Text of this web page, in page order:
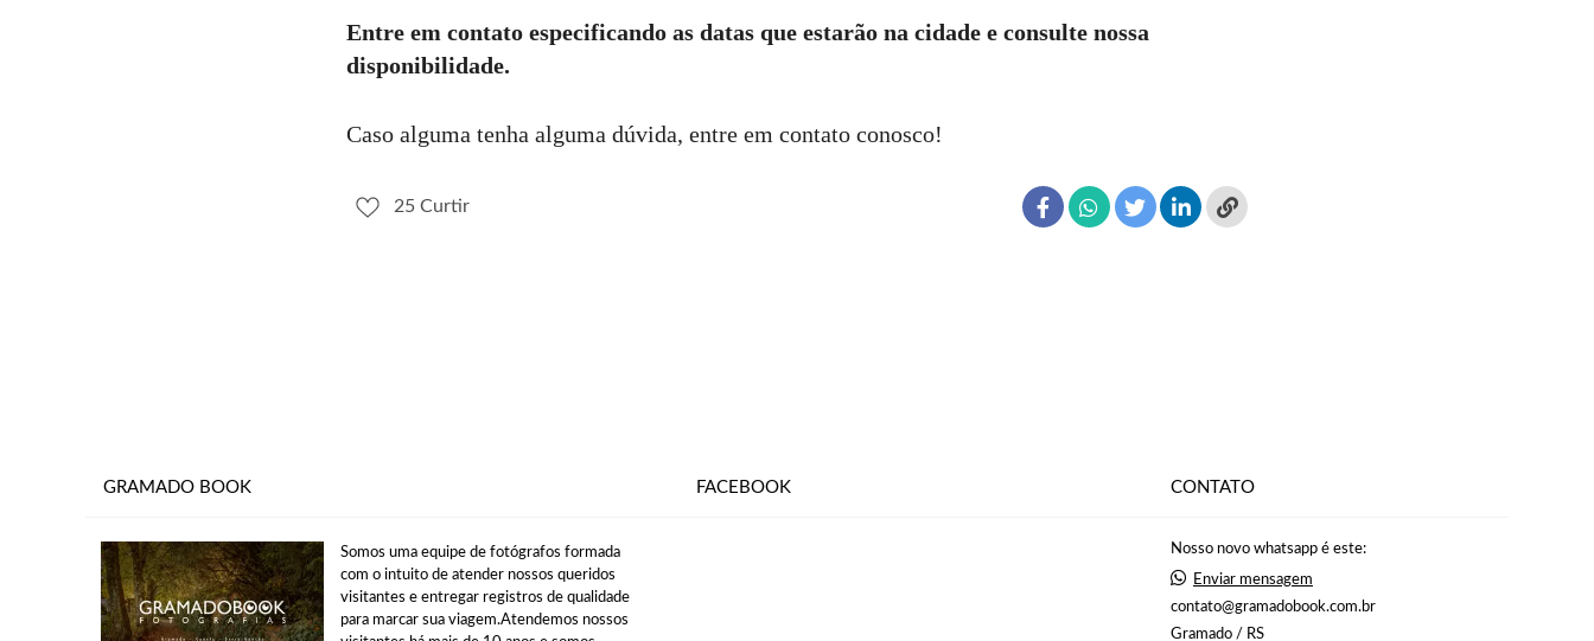
Entre em contato especificando as datas que estarão na cidade e consulte nossa
disponibilidade.
Caso alguma tenha alguma dúvida, entre em contato conosco!
25 Curtir
GRAMADO BOOK
Somos uma equipe de fotógrafos formada
com o intuito de atender nossos queridos
visitantes e entregar registros de qualidade
para marcar sua viagem.Atendemos nossos
FACEBOOK CONTATO
Nosso novo whatsapp é este:
Enviar mensagem
contato@gramadobook.com.br
Gramado / RS